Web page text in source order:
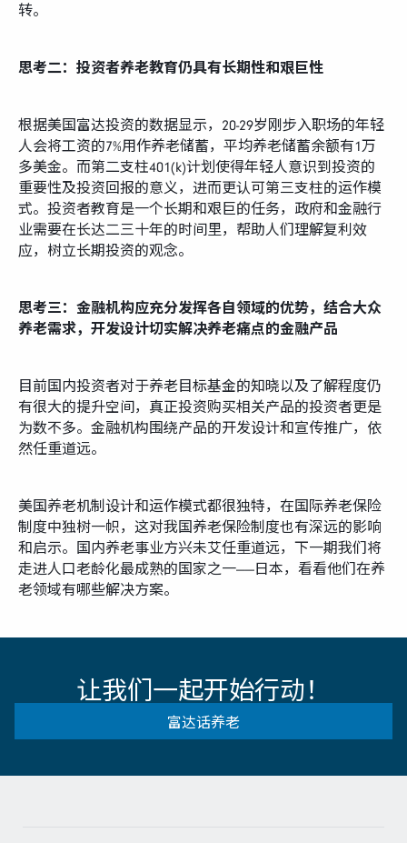
转。
思考二：投资者养老教育仍具有长期性和艰巨性
根据美国富达投资的数据显示，20-29岁刚步入职场的年轻
人会将工资的7%用作养老储蓄，平均养老储蓄余额有1万
多美金。而第二支柱401(k)计划使得年轻人意识到投资的
重要性及投资回报的意义，进而更认可第三支柱的运作模
式。投资者教育是一个长期和艰巨的任务，政府和金融行
业需要在长达二三十年的时间里，帮助人们理解复利效
应，树立长期投资的观念。
思考三：金融机构应充分发挥各自领域的优势，结合大众
养老需求，开发设计切实解决养老痛点的金融产品
目前国内投资者对于养老目标基金的知晓以及了解程度仍
有很大的提升空间，真正投资购买相关产品的投资者更是
为数不多。金融机构围绕产品的开发设计和宣传推广，依
然任重道远。
美国养老机制设计和运作模式都很独特，在国际养老保险
制度中独树一帜，这对我国养老保险制度也有深远的影响
和启示。国内养老事业方兴未艾任重道远，下一期我们将
走进人口老龄化最成熟的国家之一——日本，看看他们在养
老领域有哪些解决方案。
让我们一起开始行动！
富达话养老